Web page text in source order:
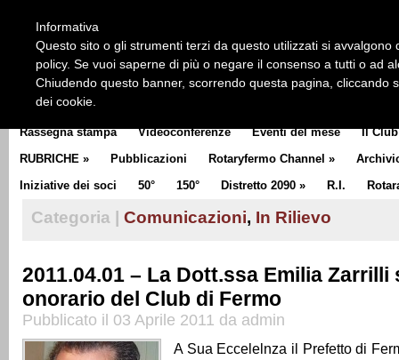
CLUB COMMUNICATOR
Rassegna stampa Videoconferenze Eventi del mese Il Club
RUBRICHE » Pubblicazioni Rotaryfermo Channel »
Iniziative dei soci
50° 150° Distretto 2090 » R.I.
Categoria | Comunicazioni, In Rilievo
2011.04.01 – La Dott.ssa Emilia Zarrilli
onorario del Club di Fermo
Pubblicato il 03 Aprile 2011 da admin
A Sua Eccelelnza il Prefetto di
Informativa
Questo sito o gli strumenti terzi da questo utilizzati si
policy. Se vuoi saperne di più o negare il consenso a tutti o ad
Chiudendo questo banner, scorrendo questa pagina, cliccando
dei cookie.